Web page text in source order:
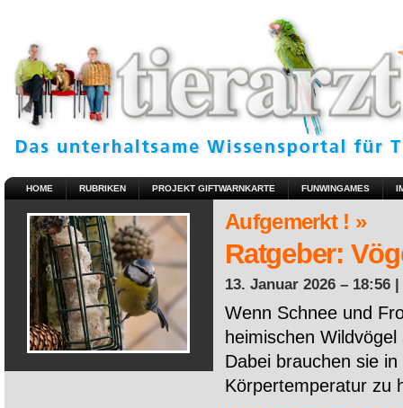
HOME RUBRIKEN PROJEKT GIFTWARNKARTE FUNWINGAMES
Aufgemerkt ! »
Ratgeber:
13. Januar 2026 – 18:56 |
Wenn Schnee und
heimischen
Dabei brauchen sie
Körpertemperatur zu